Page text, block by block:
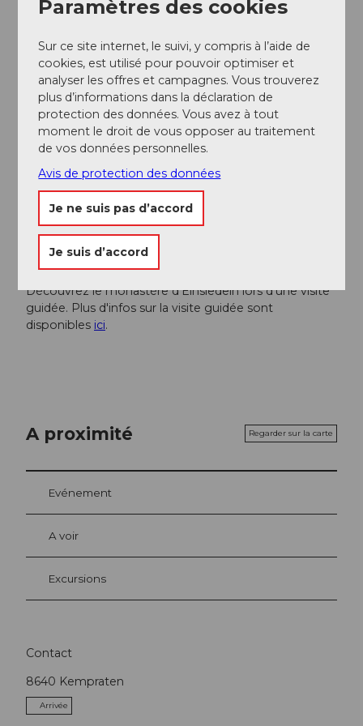
Tourisme Einsiedeln-Ybrig-Zürichsee
Schweiz Mobil
Auteur(e)
Schweiz Mobil
Organisation
Schwyzer Wanderwege
Conseil de l'auteur
Découvrez le monastère d'Einsiedeln lors d'une visite
guidée. Plus d'infos sur la visite guidée sont
disponibles ici.
A proximité Regarder sur la carte
Evénement
A voir
Excursions
Contact
8640 Kempraten
Arrivée
Paramètres des cookies
Sur ce site internet, le suivi, y compris à l’aide de
cookies, est utilisé pour pouvoir optimiser et
analyser les offres et campagnes. Vous trouverez
plus d’informations dans la déclaration de
protection des données. Vous avez à tout
moment le droit de vous opposer au traitement
de vos données personnelles.
Avis de protection des données
Je ne suis pas d’accord
Je suis d’accord